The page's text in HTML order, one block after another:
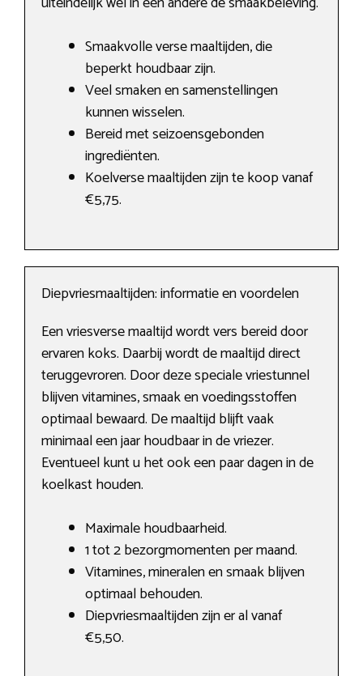
Smaakvolle verse maaltijden, die
beperkt houdbaar zijn.
Veel smaken en samenstellingen
kunnen wisselen.
Bereid met seizoensgebonden
ingrediënten.
Koelverse maaltijden zijn te koop vanaf
€5,75.
Diepvriesmaaltijden: informatie en voordelen
Een vriesverse maaltijd wordt vers bereid door
ervaren koks. Daarbij wordt de maaltijd direct
teruggevroren. Door deze speciale vriestunnel
blijven vitamines, smaak en voedingsstoffen
optimaal bewaard. De maaltijd blijft vaak
minimaal een jaar houdbaar in de vriezer.
Eventueel kunt u het ook een paar dagen in de
koelkast houden.
Maximale houdbaarheid.
1 tot 2 bezorgmomenten per maand.
Vitamines, mineralen en smaak blijven
optimaal behouden.
Diepvriesmaaltijden zijn er al vanaf
€5,50.